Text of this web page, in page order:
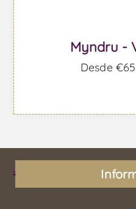
Myndru -
Desde